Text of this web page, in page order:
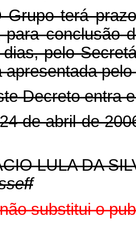
Grupo terá
para conclusão
pelo
apresentada
Decreto entra
de abril de
LULA DA
substitui o